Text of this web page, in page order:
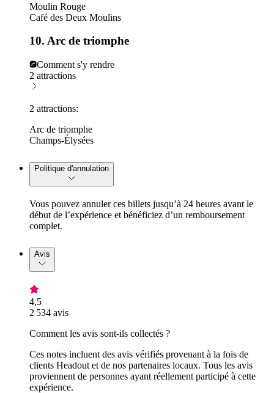
Moulin Rouge
Café des Deux Moulins
10. Arc de triomphe
Comment s'y rendre
2 attractions
2 attractions:
Arc de triomphe
Champs-Élysées
Politique d'annulation
Vous pouvez annuler ces billets jusqu’à 24 heures avant le
début de l’expérience et bénéficiez d’un remboursement
complet.
Avis
4,5
2 534 avis
Comment les avis sont-ils collectés ?
Ces notes incluent des avis vérifiés provenant à la fois de
clients Headout et de nos partenaires locaux. Tous les avis
proviennent de personnes ayant réellement participé à cette
expérience.